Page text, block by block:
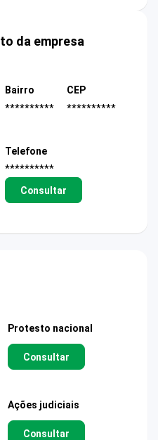
da empresa
Bairro
**********
CEP
**********
Telefone
**********
Consultar
Protesto nacional
Consultar
Ações judiciais
Consultar